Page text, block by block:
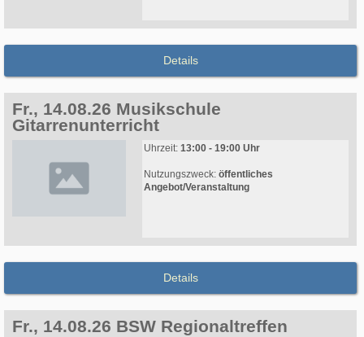
Details
Fr., 14.08.26 Musikschule
Gitarrenunterricht
Uhrzeit: 13:00 - 19:00 Uhr
Nutzungszweck: öffentliches
Angebot/Veranstaltung
Details
Fr., 14.08.26 BSW Regionaltreffen